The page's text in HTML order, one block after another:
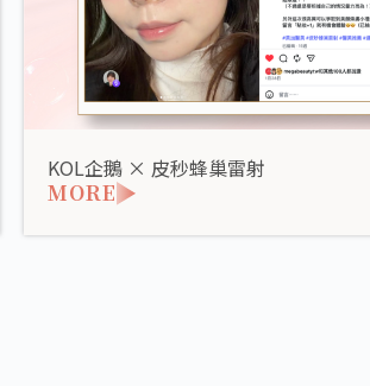
KOL企鵝 × 皮秒蜂巢雷射
MORE